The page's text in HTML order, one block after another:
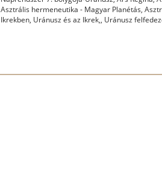
Asztrális hermeneutika - Magyar Planétás,
Ikrekben, Uránusz és az Ikrek,, Uránusz